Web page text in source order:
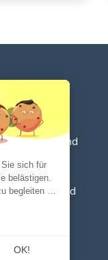
denVerkauf und
zwischen
oder
Oldtimer und
sich für
belästigen.
begleiten …
OK!